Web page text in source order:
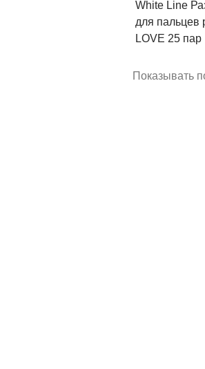
White Line
для пальцев
LOVE 25 пар
Показывать